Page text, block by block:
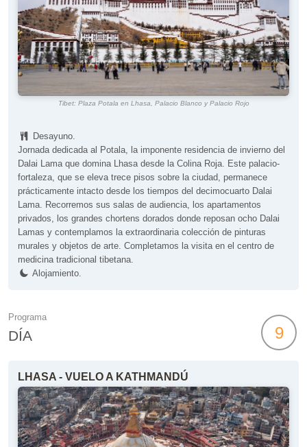
Tibet: Plaza Potala en Lhasa, Palacio Blanco y Palacio Rojo
Desayuno.
Jornada dedicada al Potala, la imponente residencia de invierno del
Dalai Lama que domina Lhasa desde la Colina Roja. Este palacio-
fortaleza, que se eleva trece pisos sobre la ciudad, permanece
prácticamente intacto desde los tiempos del decimocuarto Dalai
Lama. Recorremos sus salas de audiencia, los apartamentos
privados, los grandes chortens dorados donde reposan ocho Dalai
Lamas y contemplamos la extraordinaria colección de pinturas
murales y objetos de arte. Completamos la visita en el centro de
medicina tradicional tibetana.
Alojamiento.
Programa
DÍA 9
LHASA - VUELO A KATHMANDÚ